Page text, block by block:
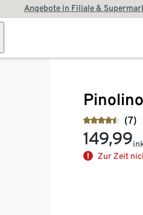
Angebote in Filiale &
(7)
149,99
Zur Zeit